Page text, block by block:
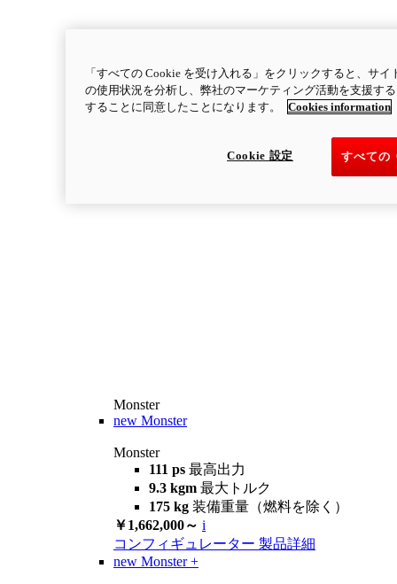
Monster
new Monster
Monster
111 ps 最高出力
9.3 kgm 最大トルク
175 kg 装備重量（燃料を除く）
￥1,662,000～ i
コンフィギュレーター 製品詳細
new Monster +
「すべての Cookie を受け入れる」をクリックすると、サ
の使用状況を分析し、弊社のマーケティング活動を支援す
することに同意したことになります。
Cookies information
すべての
Cookie 設定